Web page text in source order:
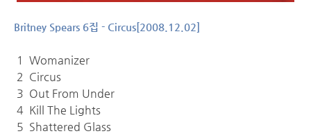
Britney Spears 6집 - Circus[2008.12.02]
1 Womanizer
2 Circus
3 Out From Under
4 Kill The Lights
5 Shattered Glass